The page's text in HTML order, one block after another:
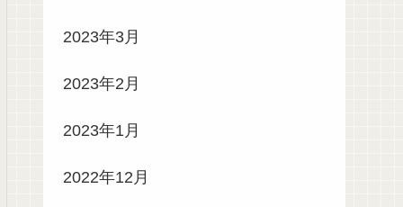
2023年3月
2023年2月
2023年1月
2022年12月